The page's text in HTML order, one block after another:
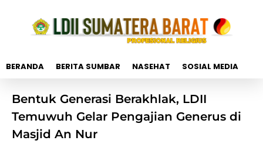
BERANDA BERITA SUMBAR NASEHAT SOSIAL MEDIA
Bentuk Generasi Berakhlak, LDII
Temuwuh Gelar Pengajian Generus di
Masjid An Nur